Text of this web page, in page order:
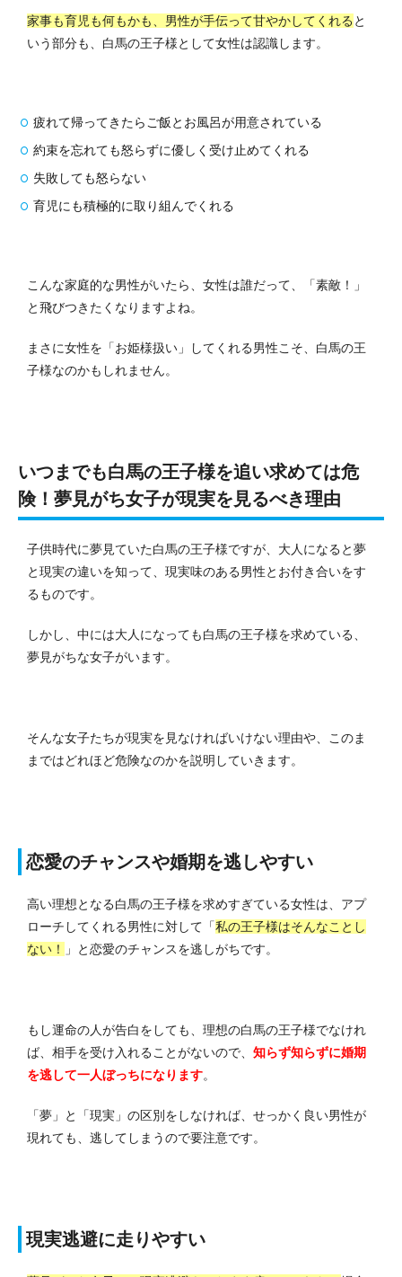
家事も育児も何もかも、男性が手伝って甘やかしてくれる と
いう部分も、白馬の王子様として女性は認識します。
疲れて帰ってきたらご飯とお風呂が用意されている
約束を忘れても怒らずに優しく受け止めてくれる
失敗しても怒らない
育児にも積極的に取り組んでくれる
こんな家庭的な男性がいたら、女性は誰だって、「素敵！」
と飛びつきたくなりますよね。
まさに女性を「お姫様扱い」してくれる男性こそ、白馬の王
子様なのかもしれません。
いつまでも白馬の王子様を追い求めては危
険！夢見がち女子が現実を見るべき理由
子供時代に夢見ていた白馬の王子様ですが、大人になると夢
と現実の違いを知って、現実味のある男性とお付き合いをす
るものです。
しかし、中には大人になっても白馬の王子様を求めている、
夢見がちな女子がいます。
そんな女子たちが現実を見なければいけない理由や、このま
まではどれほど危険なのかを説明していきます。
恋愛のチャンスや婚期を逃しやすい
高い理想となる白馬の王子様を求めすぎている女性は、アプ
ローチしてくれる男性に対して「私の王子様はそんなことし
ない！
」と恋愛のチャンスを逃しがちです。
もし運命の人が告白をしても、理想の白馬の王子様でなけれ
ば、相手を受け入れることがないので、 知らず知らずに婚期
を逃して一人ぼっちになります。
「夢」と「現実」の区別をしなければ、せっかく良い男性が
現れても、逃してしまうので要注意です。
現実逃避に走りやすい